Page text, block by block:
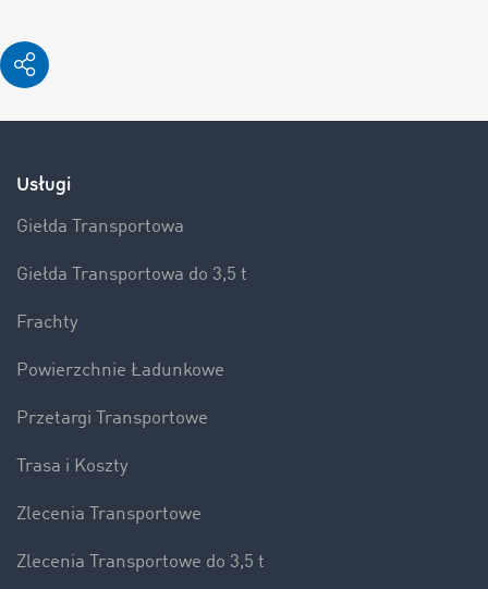
Usługi
Giełda Transportowa
Giełda Transportowa do 3,5 t
Frachty
Powierzchnie Ładunkowe
Przetargi Transportowe
Trasa i Koszty
Zlecenia Transportowe
Zlecenia Transportowe do 3,5 t